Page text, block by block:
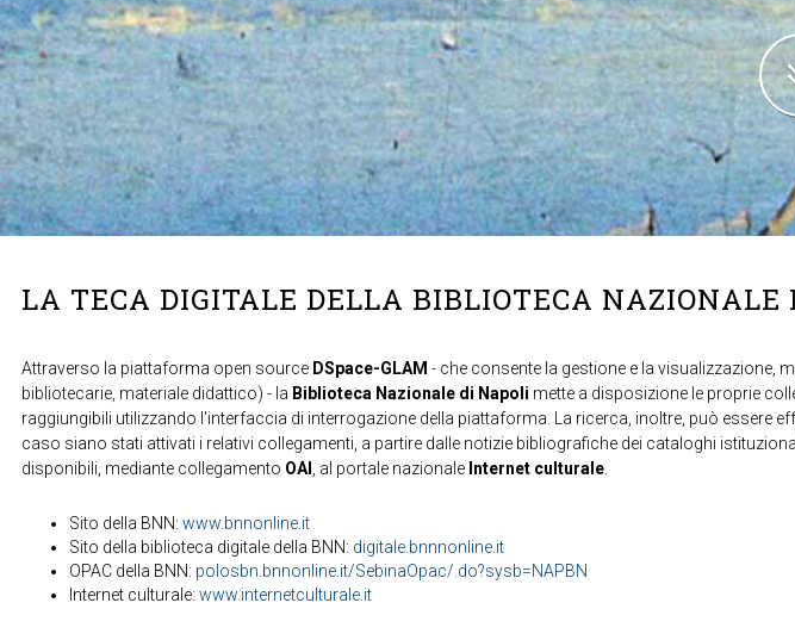
LA TECA DIGITALE DELLA BIBLIOTECA NAZIONALE
Attraverso la piattaforma open source DSpace-GLAM - che consente la gestione e la visualizzazione,
bibliotecarie, materiale didattico) - la Biblioteca Nazionale di Napoli mette a disposizione le proprie
raggiungibili utilizzando l'interfaccia di interrogazione della piattaforma. La ricerca, inoltre, può essere
caso siano stati attivati i relativi collegamenti, a partire dalle notizie bibliografiche dei cataloghi
disponibili, mediante collegamento OAI , al portale nazionale Internet culturale.
Sito della BNN: www.bnnonline.it
Sito della biblioteca digitale della BNN: digitale.bnnnonline.it
OPAC della BNN: polosbn.bnnonline.it/SebinaOpac/.do?sysb=NAPBN
Internet culturale: www.internetculturale.it